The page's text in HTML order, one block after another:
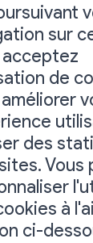
sur
de
des
Vous
à
ci-